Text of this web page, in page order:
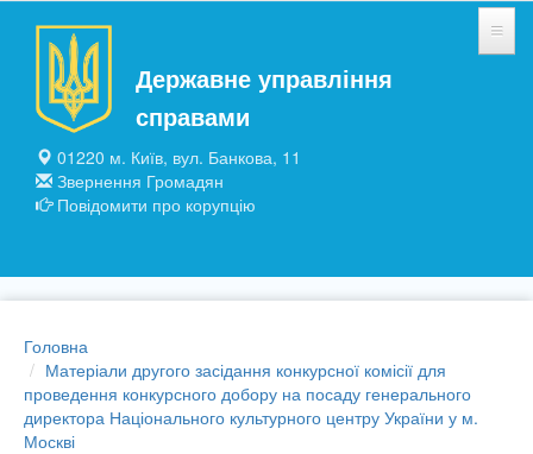
Державне управління
справами
01220 м. Київ, вул. Банкова, 11
Звернення Громадян
Повідомити про корупцію
НОВИНИ
ЗАГАЛЬНІ ВІДОМОСТІ
ПІДПРИЄМСТВА ТА УСТАНОВИ
Головна
Матеріали другого засідання конкурсної комісії для
проведення конкурсного добору на посаду генерального
директора Національного культурного центру України у м.
Москві